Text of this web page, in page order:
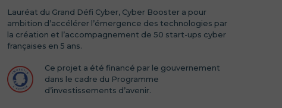
Lauréat du Grand Défi Cyber, Cyber Booster a pour
ambition d’accélérer l’émergence des technologies par
la création et l’accompagnement de 50 start-ups cyber
françaises en 5 ans.
Ce projet a été financé par le gouvernement
dans le cadre du Programme
d’investissements d’avenir.